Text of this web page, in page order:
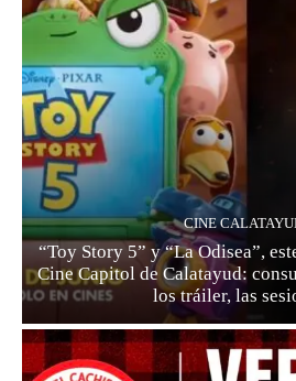
CINE
“Toy Story 5” y “La Odisea”,
Cine Capitol de Calatayud:
los tráiler, las